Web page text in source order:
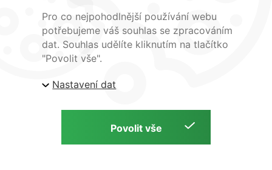
zákazníků.
Pro co nejpohodlnější používání webu
potřebujeme váš souhlas se zpracováním
dat. Souhlas udělíte kliknutím na tlačítko
"Povolit vše".
Nastavení dat